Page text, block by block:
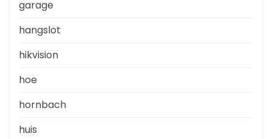
garage
hangslot
hikvision
hoe
hornbach
huis